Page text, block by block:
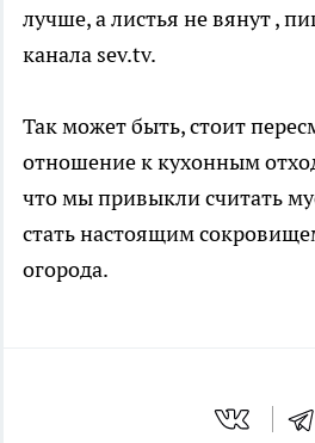
лучше, а листья не вянут,
канала sev.tv.
Так может быть, стоит
отношение к кухонным
что мы привыкли считать
стать настоящим
огорода.